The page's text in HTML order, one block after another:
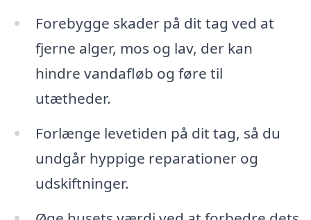
Forebygge skader på dit tag ved at
fjerne alger, mos og lav, der kan
hindre vandafløb og føre til
utætheder.
Forlænge levetiden på dit tag, så du
undgår hyppige reparationer og
udskiftninger.